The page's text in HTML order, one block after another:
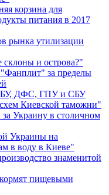
корзина для
питания в 2017
рынка утилизации
и острова?"
за пределы
ДФС, ГПУ и СБУ
Киевской таможни"
Украину в столичном
Украины на
в воду в Киеве"
знаменитой
пищевыми